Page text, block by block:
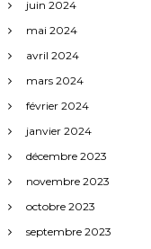
juin 2024
mai 2024
avril 2024
mars 2024
février 2024
janvier 2024
décembre 2023
novembre 2023
octobre 2023
septembre 2023